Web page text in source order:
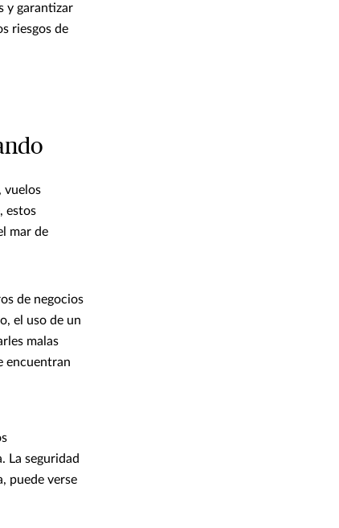
y garantizar
riesgos de
vuelos
estos
mar de
de negocios
el uso de un
malas
encuentran
La seguridad
puede verse